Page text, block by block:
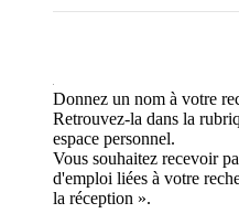
Donnez un nom à votre
Retrouvez-la dans la
espace personnel.
Vous souhaitez recevoir
d'emploi liées à votre
la réception ».